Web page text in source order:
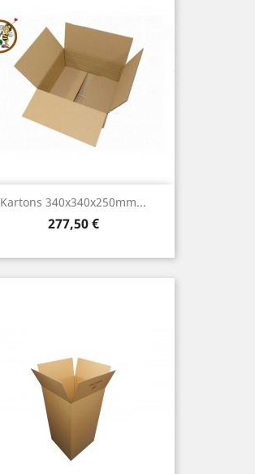
Kartons 340x340x250mm...
Preis
277,50 €